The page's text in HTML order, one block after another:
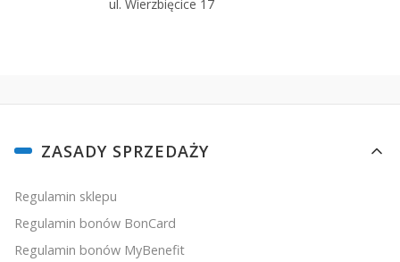
ul. Wierzbięcice 17
Linki w stopce
ZASADY SPRZEDAŻY
Regulamin sklepu
Regulamin bonów BonCard
Regulamin bonów MyBenefit